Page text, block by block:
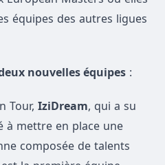
équipes des autres ligues
nouvelles équipes :
Tour, IziDream, qui a su
à mettre en place une
composée de talents